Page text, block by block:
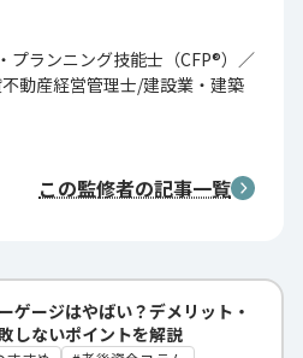
プランニング技能士（CFP®）／
動産経営管理士/建設業・建築
この監修者の記事一覧
ゲージはやばい？デメリット・
しないポイントを解説